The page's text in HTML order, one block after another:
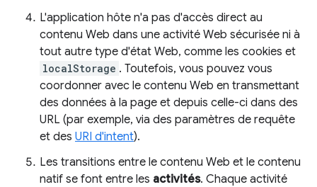
L'application hôte n'a pas d'accès direct au
contenu Web dans une activité Web sécurisée ni à
tout autre type d'état Web, comme les cookies et
localStorage . Toutefois, vous pouvez vous
coordonner avec le contenu Web en transmettant
des données à la page et depuis celle-ci dans des
URL (par exemple, via des paramètres de requête
et des URI d'intent).
Les transitions entre le contenu Web et le contenu
natif se font entre les activités. Chaque activité